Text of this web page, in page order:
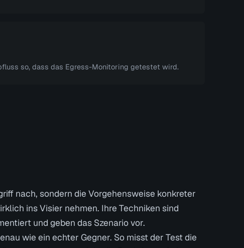
so, dass das Egress-Monitoring getestet wird.
nach, sondern die Vorgehensweise konkreter
ins Visier nehmen. Ihre Techniken sind
und geben das Szenario vor.
wie ein echter Gegner. So misst der Test die